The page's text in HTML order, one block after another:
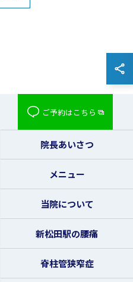
ご予約はこちら
院長あいさつ
メニュー
当院について
新松田駅の腰痛
脊柱管狭窄症